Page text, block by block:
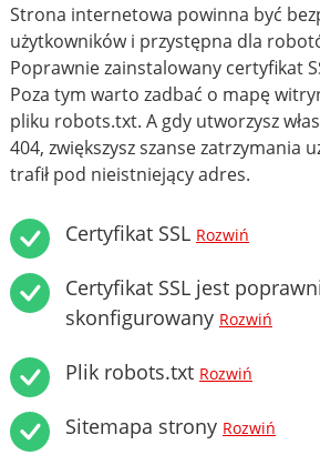
Strona internetowa powinna być
użytkowników i przystępna dla
Poprawnie zainstalowany certyfikat
Poza tym warto zadbać o mapę
pliku robots.txt. A gdy utworzysz
404, zwiększysz szanse zatrzymania
trafił pod nieistniejący adres.
Certyfikat SSL Rozwiń
Certyfikat SSL jest
skonfigurowany Rozwiń
Plik robots.txt Rozwiń
Sitemapa strony Rozwiń